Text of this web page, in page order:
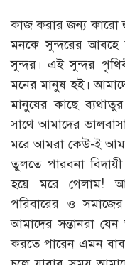
কাজ করার জন্য কারো
মনকে সুন্দরের
সুন্দর। এই সুন্দর
মনের মানুষ হই।
মানুষের কাছে
সাথে আমাদের
মরে আমরা কেউ-ই
তুলতে পারবনা
হয়ে মরে গেলাম!
পরিবারের ও
আমাদের সন্তানরা
করতে পারেন এমন